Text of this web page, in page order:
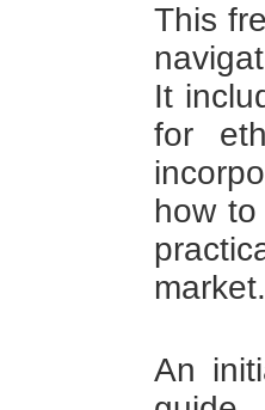
This
It
for
how
market.
An